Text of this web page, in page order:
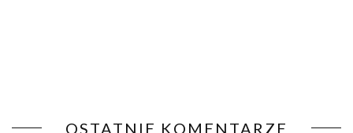
OSTATNIE KOMENTARZE